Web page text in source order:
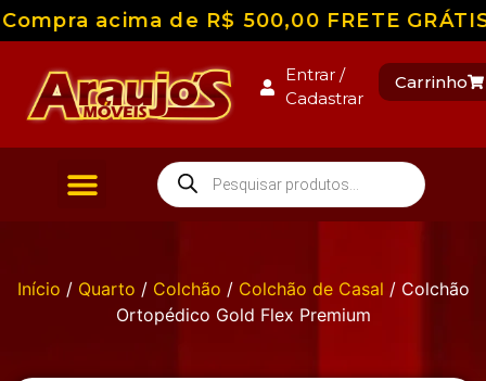
acima de R$ 500,00 FRETE
Entrar /
Cadastrar
Carrinho
Início / Quarto / Colchão / Colchão de Casal / Colchão
Ortopédico Gold Flex Premium